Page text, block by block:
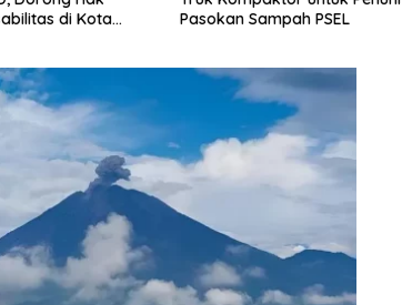
di Kota
Pasokan Sampah PSEL